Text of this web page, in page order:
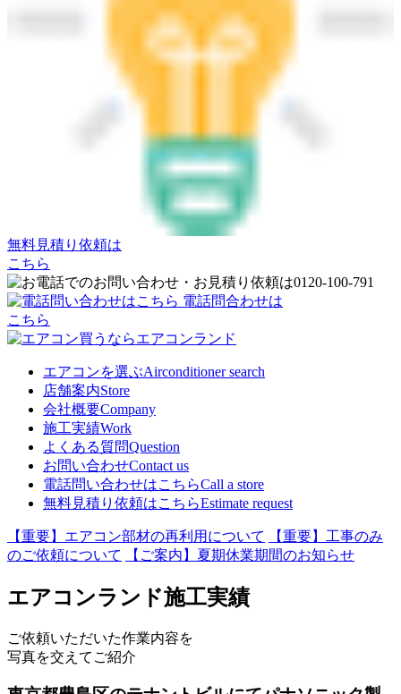
無料見積り依頼は
こちら
電話問合わせは
こちら
エアコンを選ぶAirconditioner search
店舗案内Store
会社概要Company
施工実績Work
よくある質問Question
お問い合わせContact us
電話問い合わせはこちらCall a store
無料見積り依頼はこちらEstimate request
【重要】エアコン部材の再利用について
【重要】工事のみ
のご依頼について
【ご案内】夏期休業期間のお知らせ
エアコンランド施工実績
ご依頼いただいた作業内容を
写真を交えてご紹介